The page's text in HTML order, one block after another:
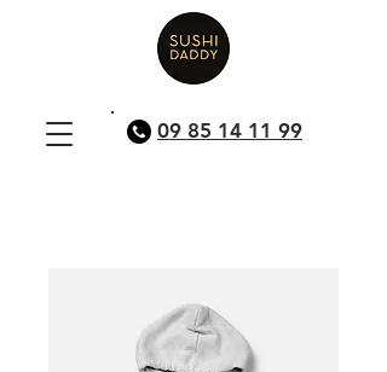
09 85 14 11 99